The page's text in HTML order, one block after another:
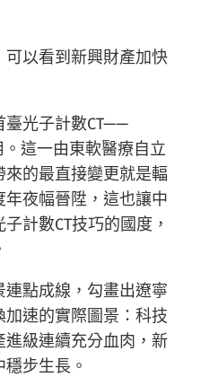
可以看到新興財產加快
臺光子計數CT——
。這一由東軟醫療自立
的最直接變更就是輻
夜幅晉陞，這也讓中
計數CT技巧的國度，
連點成線，勾畫出遼寧
速的實際圖景：科技
級連續充分血肉，新
步生長。